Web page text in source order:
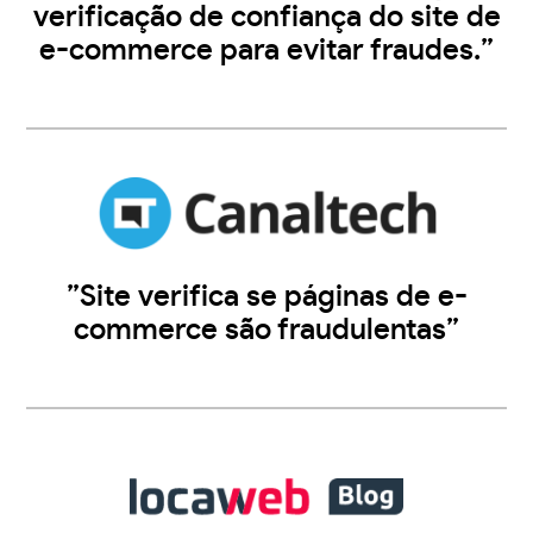
verificação de confiança do site de
e-commerce para evitar fraudes.”
”Site verifica se páginas de e-
commerce são fraudulentas”